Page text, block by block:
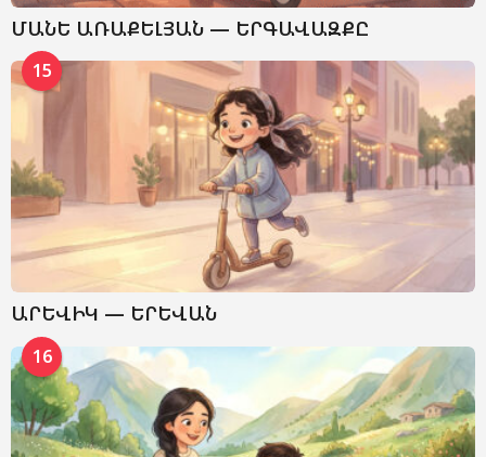
ՄԱՆԵ ԱՌԱՔԵԼՅԱՆ — ԵՐԳԱՎԱԶՔԸ
15
ԱՐԵՎԻԿ — ԵՐԵՎԱՆ
16